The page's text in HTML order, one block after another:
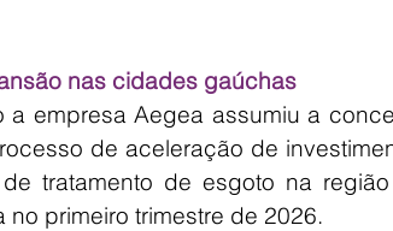
nas cidades gaúchas
empresa Aegea assumiu a
de aceleração de
tratamento de esgoto na
primeiro trimestre de 2026.